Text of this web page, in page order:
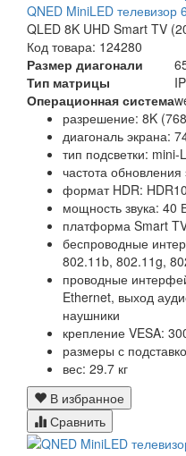
QNED MiniLED телевизор
QLED 8K UHD Smart TV
Код товара: 124280
Размер диагонали
Тип матрицы
Операционная система
разрешение: 8K
диагональ экрана:
тип подсветки: mini-
частота
формат HDR:
мощность звука: 40
платформа Smart
беспроводные
802.11b, 802.11g,
проводные
Ethernet, выход
наушники
крепление VESA:
размеры с
вес: 29.7 кг
В избранное
Сравнить